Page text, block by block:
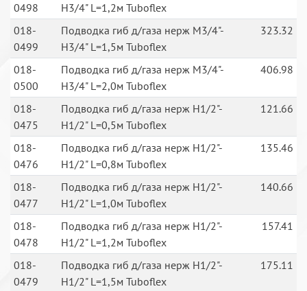
0498
Н3/4" L=1,2м Tuboflex
018-
0499
Подводка гиб д/газа нерж М3/4"-
Н3/4" L=1,5м Tuboflex
323.32
018-
0500
Подводка гиб д/газа нерж М3/4"-
Н3/4" L=2,0м Tuboflex
406.98
018-
0475
Подводка гиб д/газа нерж Н1/2"-
Н1/2" L=0,5м Tuboflex
121.66
018-
0476
Подводка гиб д/газа нерж Н1/2"-
Н1/2" L=0,8м Tuboflex
135.46
018-
0477
Подводка гиб д/газа нерж Н1/2"-
Н1/2" L=1,0м Tuboflex
140.66
018-
0478
Подводка гиб д/газа нерж Н1/2"-
Н1/2" L=1,2м Tuboflex
157.41
018-
0479
Подводка гиб д/газа нерж Н1/2"-
Н1/2" L=1,5м Tuboflex
175.11